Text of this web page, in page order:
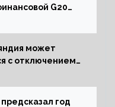
G20
может
с отключением
год